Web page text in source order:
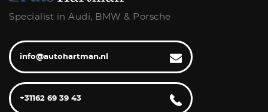
Specialist in Audi, BMW & Porsche
info@autohartman.nl
+31162 69 39 43